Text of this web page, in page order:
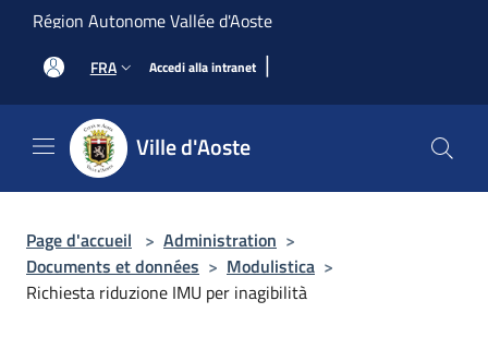
Salta al contenuto principale
Région Autonome Vallée d'Aoste
FRA Accedi alla intranet |
Ville d'Aoste
Page d'accueil > Administration >
Documents et données > Modulistica >
Richiesta riduzione IMU per inagibilità